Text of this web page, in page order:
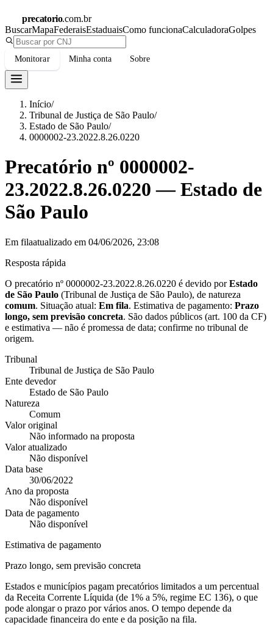
precatorio.com.br
BuscarMapaFederaisEstaduaisComo funcionaCalculadoraGolpes
Monitorar Minha conta Sobre
Início/
Tribunal de Justiça de São Paulo/
Estado de São Paulo/
0000002-23.2022.8.26.0220
Precatório nº 0000002-
23.2022.8.26.0220 —Estado de
São Paulo
Em filaatualizado em 04/06/2026, 23:08
Resposta rápida
O precatório nº 0000002-23.2022.8.26.0220 é devido porEstado
de São Paulo (Tribunal de Justiça de São Paulo), de natureza
comum. Situação atual: Em fila. Estimativa de pagamento: Prazo
longo, sem previsão concreta. São dados públicos (art. 100 da CF)
e estimativa — não é promessa de data; confirme no tribunal de
origem.
Tribunal
Tribunal de Justiça de São Paulo
Ente devedor
Estado de São Paulo
Natureza
Comum
Valor original
Não informado na proposta
Valor atualizado
Não disponível
Data base
30/06/2022
Ano da proposta
Não disponível
Data de pagamento
Não disponível
Estimativa de pagamento
Prazo longo, sem previsão concreta
Estados e municípios pagam precatórios limitados a um percentual
da Receita Corrente Líquida (de 1% a 5%, regime EC 136), o que
pode alongar o prazo por vários anos. O tempo depende da
capacidade financeira do ente e da posição na fila.